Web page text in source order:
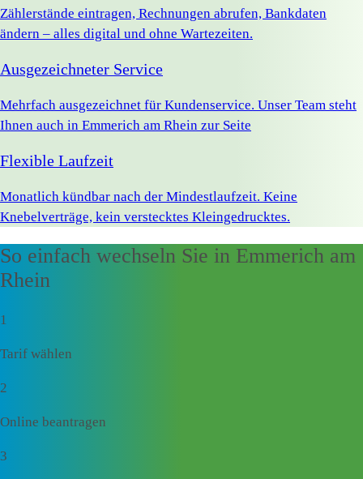
Zählerstände eintragen, Rechnungen abrufen, Bankdaten
ändern – alles digital und ohne Wartezeiten.
Ausgezeichneter Service
Mehrfach ausgezeichnet für Kundenservice. Unser Team steht
Ihnen auch in Emmerich am Rhein zur Seite
Flexible Laufzeit
Monatlich kündbar nach der Mindestlaufzeit. Keine
Knebelverträge, kein verstecktes Kleingedrucktes.
So einfach wechseln Sie in Emmerich am
Rhein
1
Tarif wählen
2
Online beantragen
3